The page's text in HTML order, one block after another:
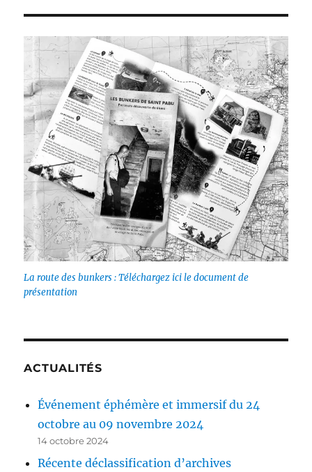
La route des bunkers : Téléchargez ici le document de
présentation
ACTUALITÉS
Événement éphémère et immersif du 24
octobre au 09 novembre 2024
14 octobre 2024
Récente déclassification d’archives